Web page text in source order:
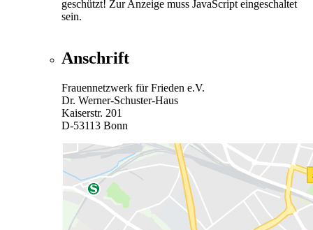
geschützt! Zur Anzeige muss JavaScript eingeschaltet
sein.
Anschrift
Frauennetzwerk für Frieden e.V.
Dr. Werner-Schuster-Haus
Kaiserstr. 201
D-53113 Bonn